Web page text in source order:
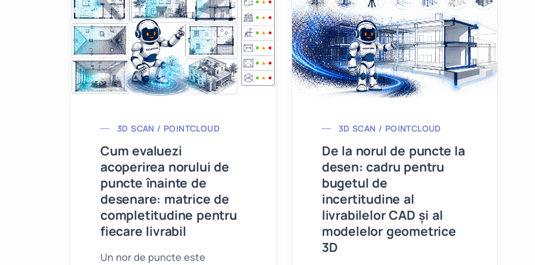
3D SCAN / POINTCLOUD
Cum evaluezi
acoperirea norului de
puncte înainte de
desenare: matrice de
completitudine pentru
fiecare livrabil
Un nor de puncte este
3D SCAN / POINTCLOUD
De la norul de puncte la
desen: cadru pentru
bugetul de
incertitudine al
livrabilelor CAD și al
modelelor geometrice
3D